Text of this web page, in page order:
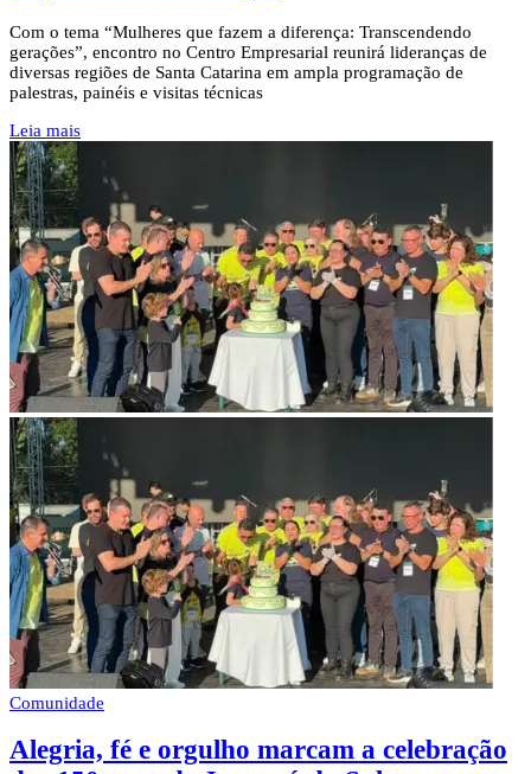
Com o tema “Mulheres que fazem a diferença: Transcendendo
gerações”, encontro no Centro Empresarial reunirá lideranças de
diversas regiões de Santa Catarina em ampla programação de
palestras, painéis e visitas técnicas
Leia mais
Comunidade
Alegria, fé e orgulho marcam a celebração